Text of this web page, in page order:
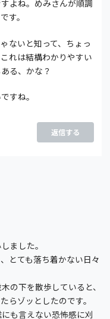
よね。めみさんが順調
す。
ないと知って、ちょっ
れは結構わかりやすい
る、かな？
すね。
返信する
ました。
とても落ち着かない日々
の下を散歩していると、
らゾッとしたのです。
も言えない恐怖感に刈